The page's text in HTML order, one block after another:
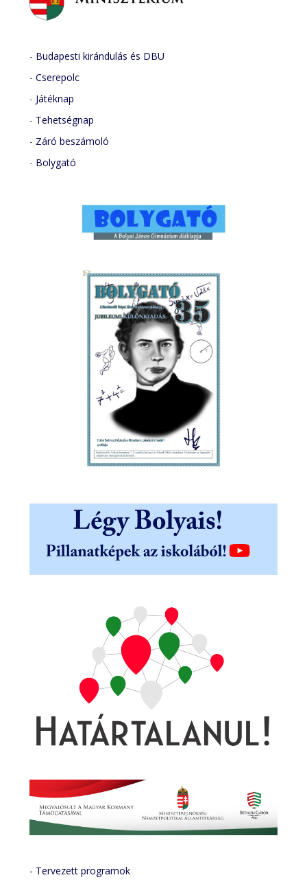
- Budapesti kirándulás és DBU
-Cserepolc
- Játéknap
- Tehetségnap
- Záró beszámoló
- Bolygató
- Tervezett programok